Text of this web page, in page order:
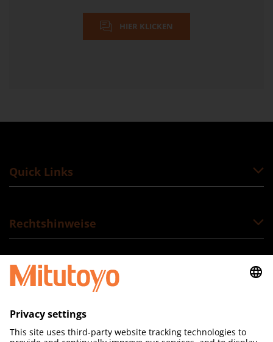
HIER KLICKEN
Quick Links
Rechtshinweise
Folgen Sie uns